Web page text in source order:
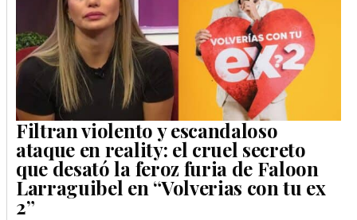
Filtran violento y escandaloso
ataque en reality: el cruel secreto
que desató la feroz furia de Faloon
Larraguibel en “Volverias con tu ex
2”